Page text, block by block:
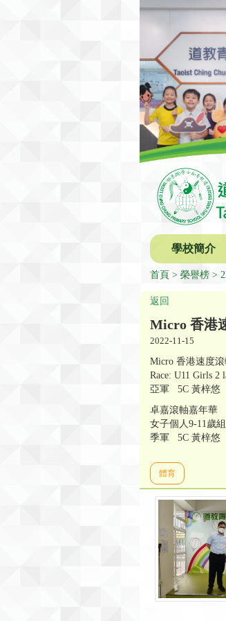
學校簡介
首頁 榮譽榜
返回
Micro 香港
2022-11-15
Micro 香港速度
Race: U11 Girls 2
亞軍 5C 黃梓悠
卓嘉滾軸嘉年
女子個人9-11歲
季軍 5C 黃梓悠
體育